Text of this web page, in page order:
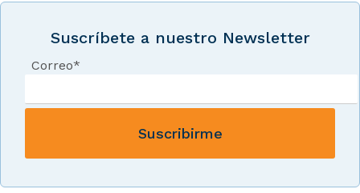
Suscríbete a nuestro Newsletter
Correo*